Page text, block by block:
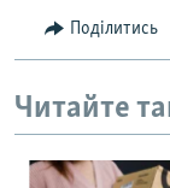
Поділитись
Читайте